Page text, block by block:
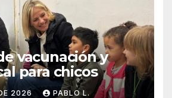
vacunación y
para chicos
2026 PABLO L.